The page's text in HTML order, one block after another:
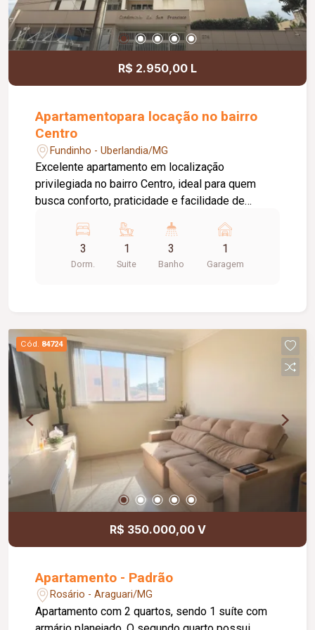
R$ 2.950,00 L
Apartamentopara locação no bairro
Centro
Fundinho - Uberlandia/MG
Excelente apartamento em localização
privilegiada no bairro Centro, ideal para quem
busca conforto, praticidade e facilidade de
região. O imóvel conta com 03 quartos, sendo 01
suíte, com 02 quartos com armários, 01 banheiro
social com box em vidro temperado, armário sob
com banheiro e 01 vaga de garagem. O
condomínio oferece portaria 24 horas, elevador e
salão de festas, proporcionando mais segurança,
comodidade e qualidade de vida aos moradores.
Uma excelente oportunidade para quem deseja
morar bem em uma das melhores localizações
da cidade.
3
Dorm.
1
Suite
3
Banho
1
Garagem
Cód. 84724
R$ 350.000,00 V
Apartamento - Padrão
Rosário - Araguari/MG
Apartamento com 2 quartos, sendo 1 suíte com